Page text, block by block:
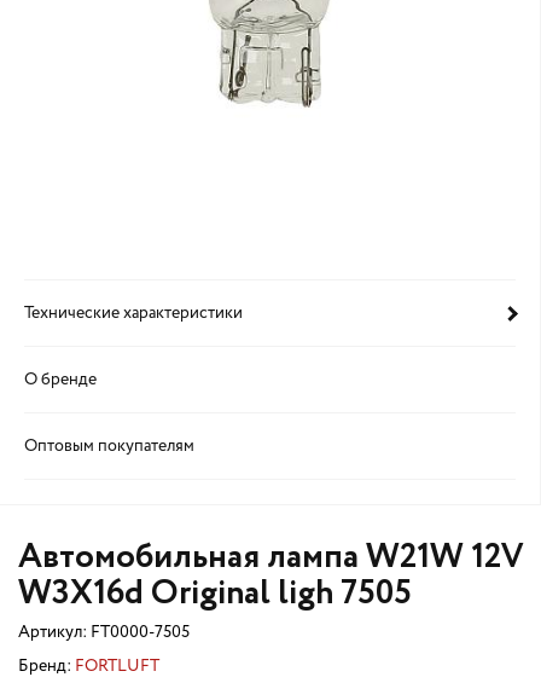
Технические характеристики
О бренде
Оптовым покупателям
Автомобильная лампа W21W 12V
W3X16d Original ligh 7505
Артикул: FT0000-7505
Бренд: FORTLUFT